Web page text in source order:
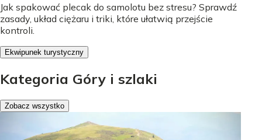
Jak spakować plecak do samolotu bez stresu? Sprawdź
zasady, układ ciężaru i triki, które ułatwią przejście
kontroli.
Ekwipunek turystyczny
Kategoria Góry i szlaki
Zobacz wszystko